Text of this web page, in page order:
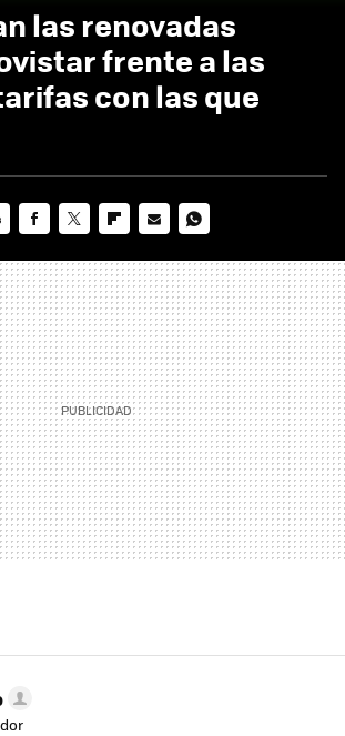
las renovadas
frente a las
con las que
MAIL